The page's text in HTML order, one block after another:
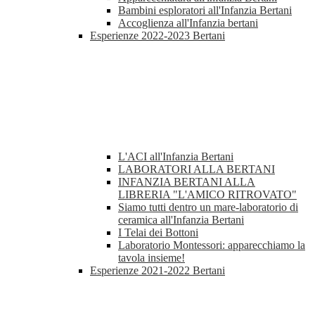
Bambini esploratori all'Infanzia Bertani
Accoglienza all'Infanzia bertani
Esperienze 2022-2023 Bertani
L'ACI all'Infanzia Bertani
LABORATORI ALLA BERTANI
INFANZIA BERTANI ALLA
LIBRERIA "L'AMICO RITROVATO"
Siamo tutti dentro un mare-laboratorio di
ceramica all'Infanzia Bertani
I Telai dei Bottoni
Laboratorio Montessori: apparecchiamo la
tavola insieme!
Esperienze 2021-2022 Bertani